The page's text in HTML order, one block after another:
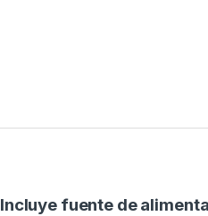
Incluye fuente de